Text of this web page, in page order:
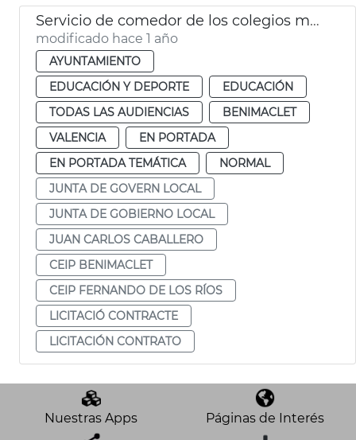
Servicio de comedor de los colegios municipales de València
modificado hace 1 año
AYUNTAMIENTO
EDUCACIÓN Y DEPORTE
EDUCACIÓN
TODAS LAS AUDIENCIAS
BENIMACLET
VALENCIA
EN PORTADA
EN PORTADA TEMÁTICA
NORMAL
JUNTA DE GOVERN LOCAL
JUNTA DE GOBIERNO LOCAL
JUAN CARLOS CABALLERO
CEIP BENIMACLET
CEIP FERNANDO DE LOS RÍOS
LICITACIÓ CONTRACTE
LICITACIÓN CONTRATO
Nuestras Apps Páginas de Interés